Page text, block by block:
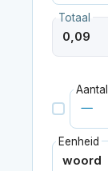
Totaal
Aantal
Eenheid